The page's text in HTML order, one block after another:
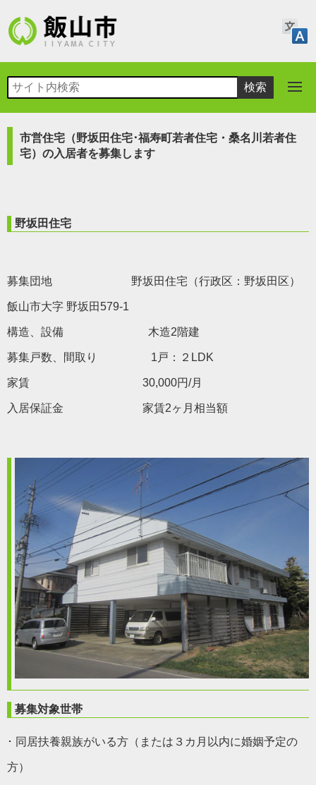
市営住宅（野坂田住宅･福寿町若者住宅・桑名川若者住
宅）の入居者を募集します
野坂田住宅
募集団地 野坂田住宅（行政区：野坂田区）
飯山市大字 野坂田579-1
構造、設備 木造2階建
募集戸数、間取り 1戸：２LDK
家賃 30,000円/月
入居保証金 家賃2ヶ月相当額
募集対象世帯
･ 同居扶養親族がいる方（または３カ月以内に婚姻予定の
方）